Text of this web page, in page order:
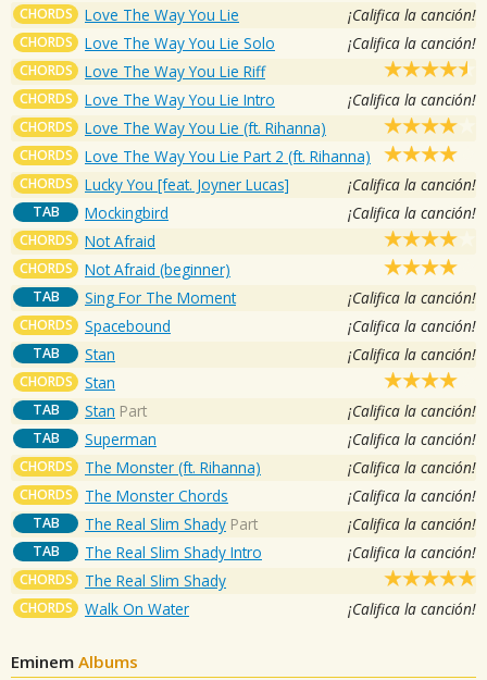
CHORDS Love The Way You Lie ¡Califica la canción!
CHORDS Love The Way You Lie Solo ¡Califica la canción!
CHORDS Love The Way You Lie Riff
CHORDS Love The Way You Lie Intro ¡Califica la canción!
CHORDS Love The Way You Lie (ft. Rihanna)
CHORDS Love The Way You Lie Part 2 (ft. Rihanna)
CHORDS Lucky You [feat. Joyner Lucas] ¡Califica la canción!
TAB Mockingbird ¡Califica la canción!
CHORDS Not Afraid
CHORDS Not Afraid (beginner)
TAB Sing For The Moment ¡Califica la canción!
CHORDS Spacebound ¡Califica la canción!
TAB Stan ¡Califica la canción!
CHORDS Stan
TAB Stan Part ¡Califica la canción!
TAB Superman ¡Califica la canción!
CHORDS The Monster (ft. Rihanna) ¡Califica la canción!
CHORDS The Monster Chords ¡Califica la canción!
TAB The Real Slim Shady Part ¡Califica la canción!
TAB The Real Slim Shady Intro ¡Califica la canción!
CHORDS The Real Slim Shady
CHORDS Walk On Water ¡Califica la canción!
Eminem Albums